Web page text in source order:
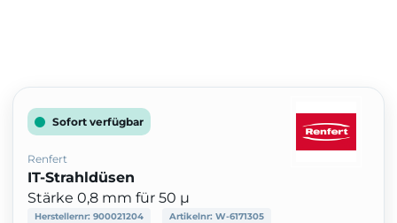
Sofort verfügbar
Renfert
IT-Strahldüsen
Stärke 0,8 mm für 50 µ
Herstellernr: 900021204 Artikelnr: W-6171305